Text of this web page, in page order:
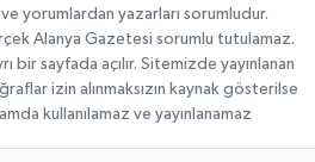
yorumlardan yazarları sorumludur.
Alanya Gazetesi sorumlu tutulamaz.
bir sayfada açılır. Sitemizde yayınlanan
izin alınmaksızın kaynak gösterilse
kullanılamaz ve yayınlanamaz